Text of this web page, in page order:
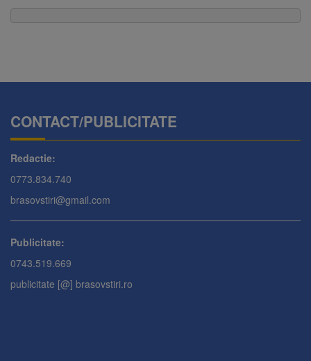
CONTACT/PUBLICITATE
Redactie:
0773.834.740
brasovstiri@gmail.com
Publicitate:
0743.519.669
publicitate [@] brasovstiri.ro